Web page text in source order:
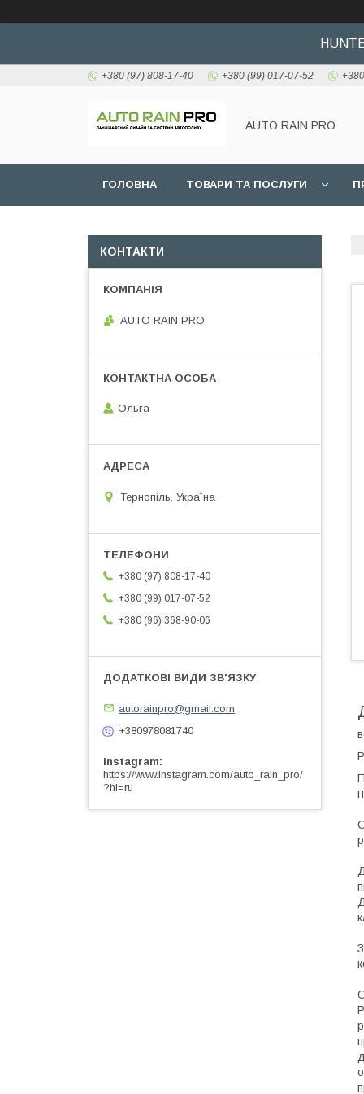
+380 (97) 808-17-40 +380 (99) 017-07-52
AUTO RAIN PRO
ГОЛОВНА ТОВАРИ ТА ПОСЛУГИ
КОНТАКТИ
AUTO RAIN PRO
Ольга
Тернопіль, Україна
+380 (97) 808-17-40
+380 (99) 017-07-52
+380 (96) 368-90-06
autorainpro@gmail.com
+380978081740
instagram
https://www.instagram.com/auto_rain_pro/
?hl=ru